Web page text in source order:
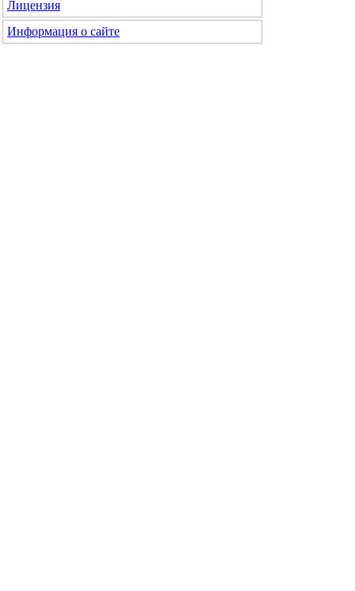
Лицензия
Информация о сайте